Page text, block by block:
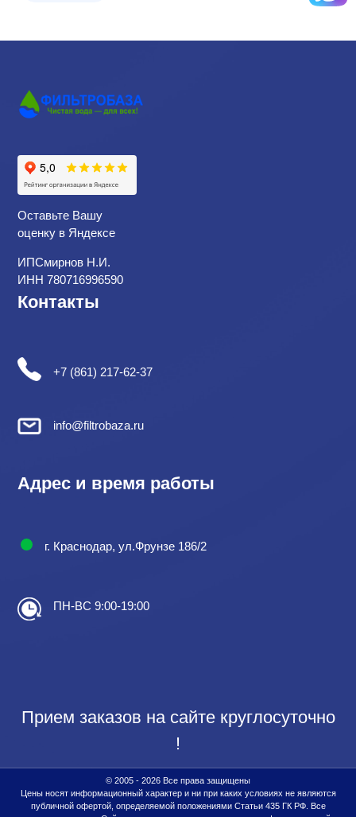
Оставьте Вашу
оценку в Яндексе
ИПСмирнов Н.И.
ИНН 780716996590
Контакты
+7 (861) 217-62-37
info@filtrobaza.ru
Адрес и время работы
г. Краснодар, ул.Фрунзе 186/2
ПН-ВС 9:00-19:00
Прием заказов на сайте круглосуточно
!
© 2005 - 2026 Все права защищены
Цены носят информационный характер и ни при каких условиях не являются
публичной офертой, определяемой положениями Статьи 435 ГК РФ. Все